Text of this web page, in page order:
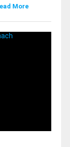
More